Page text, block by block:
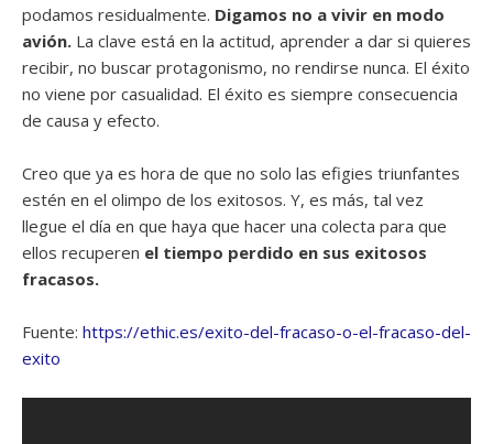
podamos residualmente. Digamos no a vivir en modo
avión. La clave está en la actitud, aprender a dar si quieres
recibir, no buscar protagonismo, no rendirse nunca. El éxito
no viene por casualidad. El éxito es siempre consecuencia
de causa y efecto.
Creo que ya es hora de que no solo las efigies triunfantes
estén en el olimpo de los exitosos. Y, es más, tal vez
llegue el día en que haya que hacer una colecta para que
ellos recuperen el tiempo perdido en sus exitosos
fracasos.
Fuente: https://ethic.es/exito-del-fracaso-o-el-fracaso-del-
exito